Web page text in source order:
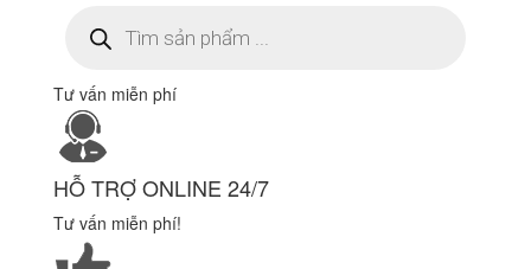
kiếm
sản
Tư vấn miễn phí
HỖ TRỢ ONLINE 24/7
Tư vấn miễn phí!